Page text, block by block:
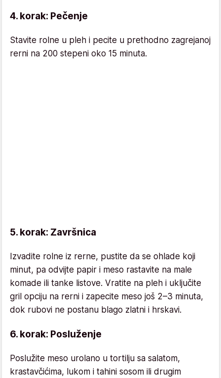
4. korak: Pečenje
Stavite rolne u pleh i pecite u prethodno zagrejanoj
rerni na 200 stepeni oko 15 minuta.
5. korak: Završnica
Izvadite rolne iz rerne, pustite da se ohlade koji
minut, pa odvijte papir i meso rastavite na male
komade ili tanke listove. Vratite na pleh i uključite
gril opciju na rerni i zapecite meso još 2–3 minuta,
dok rubovi ne postanu blago zlatni i hrskavi.
6. korak: Posluženje
Poslužite meso urolano u tortilju sa salatom,
krastavčićima, lukom i tahini sosom ili drugim